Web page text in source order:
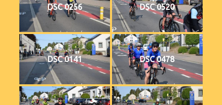
DSC 0256 DSC 0520
DSC 0141 DSC 0478